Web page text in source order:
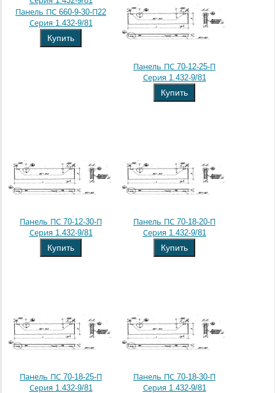
Панель ПС 660-9-30-П22
Серия 1.432-9/81
Купить
Панель ПС 70-12-25-П
Серия 1.432-9/81
Купить
Панель ПС 70-12-30-П
Серия 1.432-9/81
Купить
Панель ПС 70-18-20-П
Серия 1.432-9/81
Купить
Панель ПС 70-18-25-П
Серия 1.432-9/81
Панель ПС 70-18-30-П
Серия 1.432-9/81